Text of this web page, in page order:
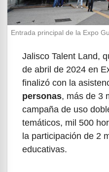
Entrada principal de la Expo
Jalisco Talent Land,
de abril de 2024 en
finalizó con la
personas, más de 3
campaña de uso
temáticos, mil 500
la participación de 2
educativas.